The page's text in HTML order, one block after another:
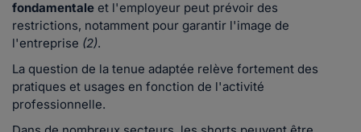
fondamentale et l'employeur peut prévoir des
restrictions, notamment pour garantir l'image de
l'entreprise (2).
La question de la tenue adaptée relève fortement des
pratiques et usages en fonction de l'activité
professionnelle.